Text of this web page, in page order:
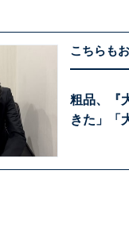
こちらも
粗品、『
きた」「